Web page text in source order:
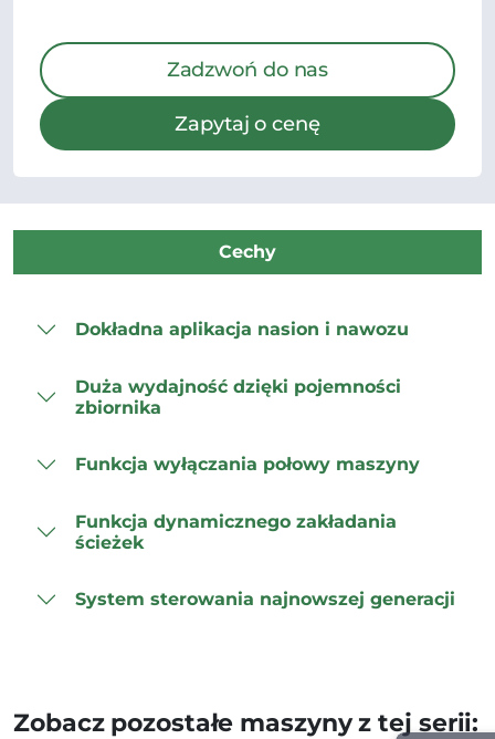
Zadzwoń do nas
Zapytaj o cenę
Cechy
Dokładna aplikacja nasion i nawozu
Duża wydajność dzięki pojemności
zbiornika
Funkcja wyłączania połowy maszyny
Funkcja dynamicznego zakładania
ścieżek
System sterowania najnowszej generacji
Zobacz pozostałe maszyny z tej serii: